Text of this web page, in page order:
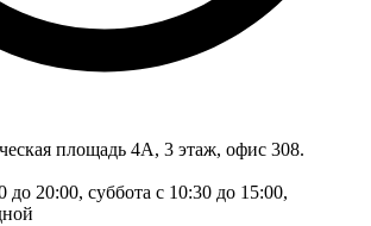
площадь 4А, 3 этаж, офис 308.
до 20:00, суббота с 10:30 до 15:00,